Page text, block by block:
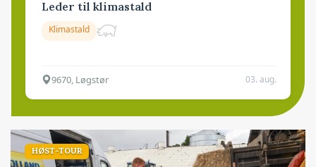
Leder til klimastald
Klimastald
9670, Løgstør 03. aug.
HØST-TOUR